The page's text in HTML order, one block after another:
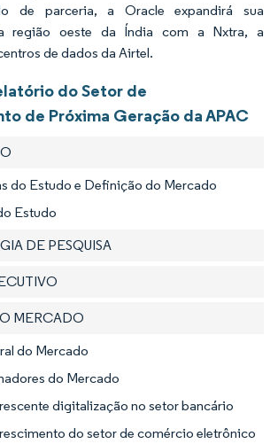
de parceria, a Oracle expandirá sua
região oeste da Índia com a Nxtra, a
de dados da Airtel.
do Setor de
de Próxima Geração da APAC
do Estudo e Definição do Mercado
Estudo
DE PESQUISA
MERCADO
do Mercado
do Mercado
digitalização no setor bancário
do setor de comércio eletrônico